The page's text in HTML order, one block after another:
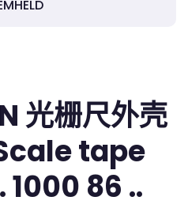
光栅尺外壳
tape
86 ..